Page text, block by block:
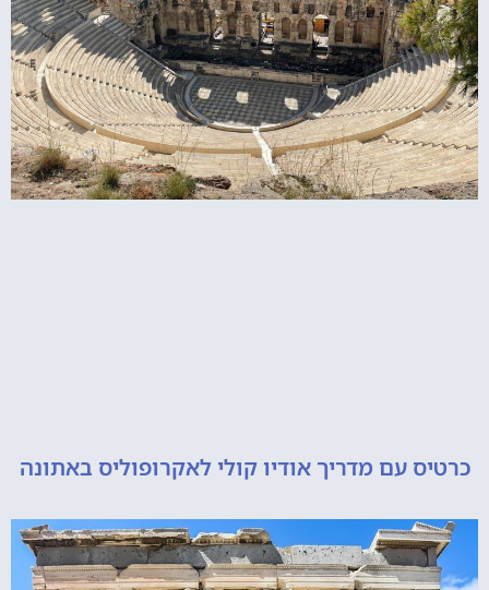
עם מדריך אודיו קולי לאקרופוליס באתונה